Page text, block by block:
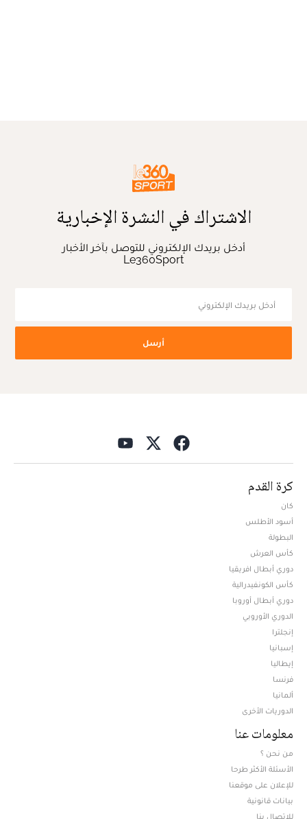
الاشتراك في النشرة الإخبارية
أدخل بريدك الإلكتروني للتوصل بآخر الأخبار
Le360Sport
أرسل
كرة القدم
كان
أسود الأطلس
البطولة
كأس العرش
دوري أبطال افريقيا
كأس الكونفيدرالية
دوري أبطال أوروبا
الدوري الأوروبي
إنجلترا
إسبانيا
إيطاليا
فرنسا
ألمانيا
الدوريات الأخرى
معلومات عنا
من نحن ؟
الأسئلة الأكثر طرحا
للإعلان على موقعنا
بيانات قانونية
للإتصال بنا